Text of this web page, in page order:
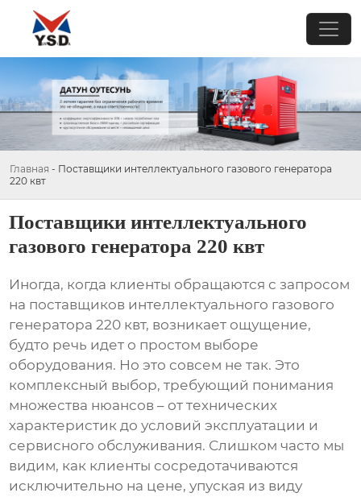
Главная - Поставщики интеллектуального газового генератора
220 квт
Поставщики интеллектуального
газового генератора 220 квт
Иногда, когда клиенты обращаются с запросом
на поставщиков интеллектуального газового
генератора 220 квт, возникает ощущение,
будто речь идет о простом выборе
оборудования. Но это совсем не так. Это
комплексный выбор, требующий понимания
множества нюансов – от технических
характеристик до условий эксплуатации и
сервисного обслуживания. Слишком часто мы
видим, как клиенты сосредотачиваются
исключительно на цене, упуская из виду